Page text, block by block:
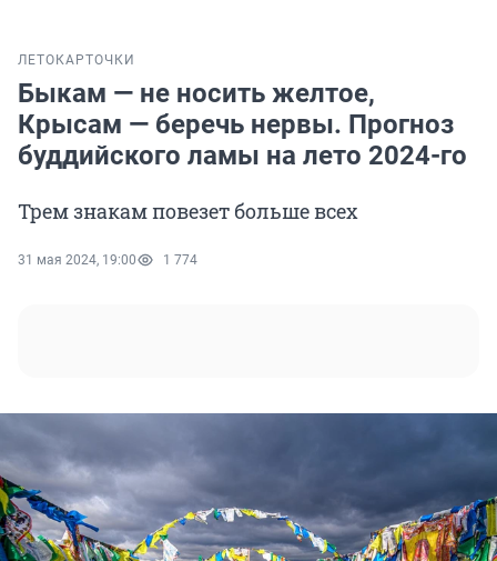
ЛЕТО КАРТОЧКИ
Быкам — не носить желтое,
Крысам — беречь нервы. Прогноз
буддийского ламы на лето 2024-го
Трем знакам повезет больше всех
31 мая 2024, 19:00 1 774